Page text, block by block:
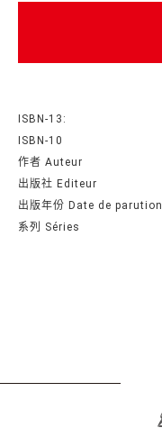
ISBN-13:
ISBN-10
作者 Auteur
出版社 Editeur
出版年份 Date de parution
系列 Séries